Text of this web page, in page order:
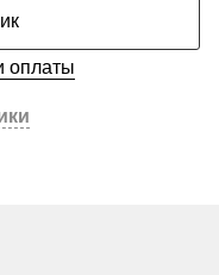
оплаты